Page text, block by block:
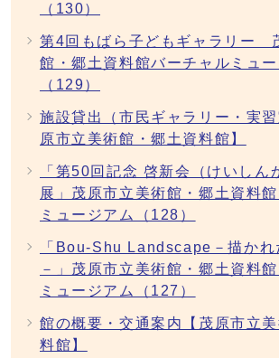
（130）
第4回もばら子どもギャラリー
館・郷土資料館バーチャルミュー
（129）
施設貸出（市民ギャラリー・実
原市立美術館・郷土資料館】
「第50回記念 啓新会（けいしん
展」茂原市立美術館・郷土資料
ミュージアム（128）
「Bou-Shu Landscape－描かれ
－」茂原市立美術館・郷土資料
ミュージアム（127）
館の概要・交通案内【茂原市立
料館】